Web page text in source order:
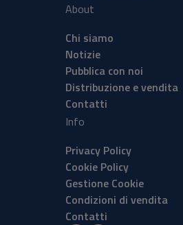
About
Chi siamo
Notizie
Pubblica con noi
Distribuzione e vendita
Contatti
Info
Privacy Policy
Cookie Policy
Gestione Cookie
Condizioni di vendita
Contatti